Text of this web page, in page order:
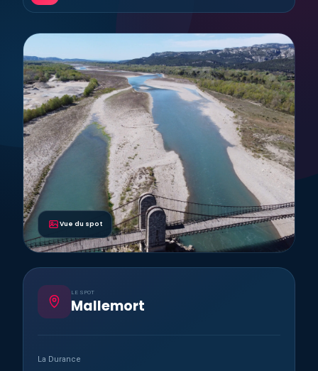
Vue du spot
LE SPOT
Mallemort
La Durance